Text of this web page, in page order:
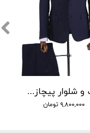
کت و شلوار پیچازی مطهری طرح محو کد 002
۹,۸۰۰,۰۰۰ تومان